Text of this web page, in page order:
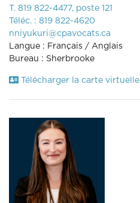
T. 819 822-4477, poste 121
Téléc. : 819 822-4620
nniyukuri@cpavocats.ca
Langue : Français / Anglais
Bureau : Sherbrooke
Télécharger la carte virtuelle